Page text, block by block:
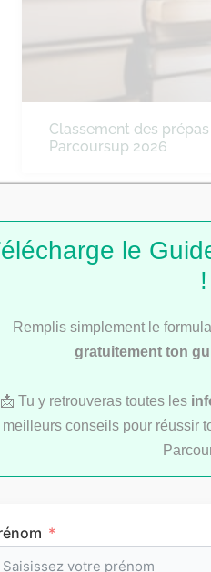
Classement des
Parcoursup 2026
Le classement des
Parcoursup 2026
le
!
Remplis simplement le
gratuitement ton
📩 Tu y retrouveras toutes les
meilleurs conseils pour réussir